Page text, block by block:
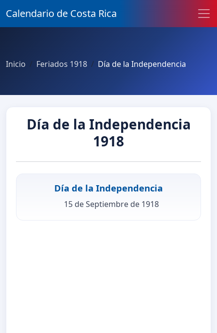
Calendario de Costa Rica
Inicio Feriados 1918 Día de la Independencia
Día de la Independencia
1918
Día de la Independencia
15 de Septiembre de 1918